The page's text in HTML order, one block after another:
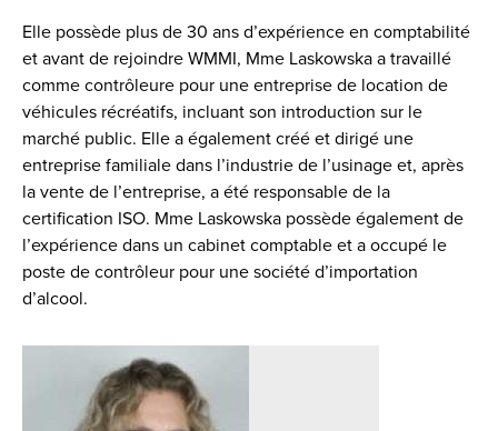
Elle possède plus de 30 ans d’expérience en comptabilité
et avant de rejoindre WMMI, Mme Laskowska a travaillé
comme contrôleure pour une entreprise de location de
véhicules récréatifs, incluant son introduction sur le
marché public. Elle a également créé et dirigé une
entreprise familiale dans l’industrie de l’usinage et, après
la vente de l’entreprise, a été responsable de la
certification ISO. Mme Laskowska possède également de
l’expérience dans un cabinet comptable et a occupé le
poste de contrôleur pour une société d’importation
d’alcool.